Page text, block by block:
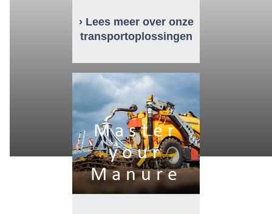
› Lees meer over onze
transportoplossingen
Master
your
Manure